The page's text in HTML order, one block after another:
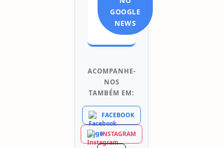
GOOGLE
NEWS
ACOMPANHE-
NOS
TAMBÉM EM:
FACEBOOK
INSTAGRAM